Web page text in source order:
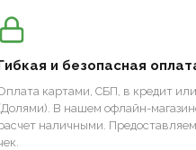
и безопасная
картами, СБП, в кредит
В нашем офлайн-
наличными.